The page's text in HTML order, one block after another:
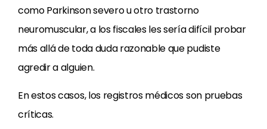
como Parkinson severo u otro trastorno
neuromuscular, a los fiscales les sería difícil probar
más allá de toda duda razonable que pudiste
agredir a alguien.
En estos casos, los registros médicos son pruebas
críticas.